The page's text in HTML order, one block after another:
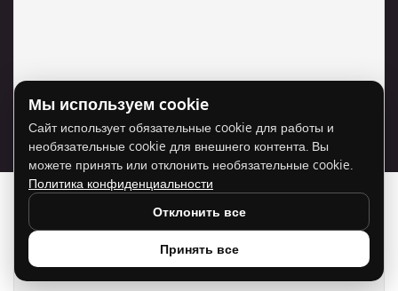
Для отображения карты нужно разрешить
использование cookie для внешнего контента.
Разрешить cookie
Мы используем cookie
Сайт использует обязательные cookie для работы и
необязательные cookie для внешнего контента. Вы
можете принять или отклонить необязательные cookie.
Политика конфиденциальности
Отклонить все
Принять все